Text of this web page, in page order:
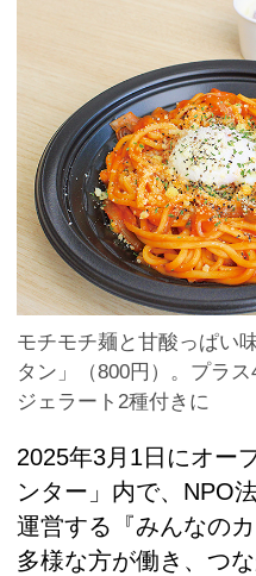
モチモチ麺と甘酸っぱい
タン」（800円）。プラ
ジェラート2種付きに
2025年3月1日にオー
ンター」内で、NPO
運営する『みんなの
多様な方が働き、つ